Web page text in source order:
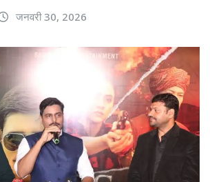
जनवरी 30, 2026